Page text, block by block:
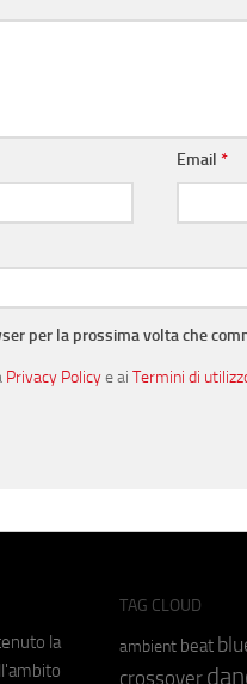
Email*
per la prossima volta che
Privacy Policye ai Termini di
la
TAG CLOUD
ambient beat
crossover